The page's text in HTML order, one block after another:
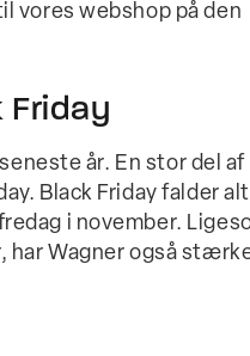
vores webshop på den
Friday
år. En stor del af
Black Friday falder
i november.
har Wagner også